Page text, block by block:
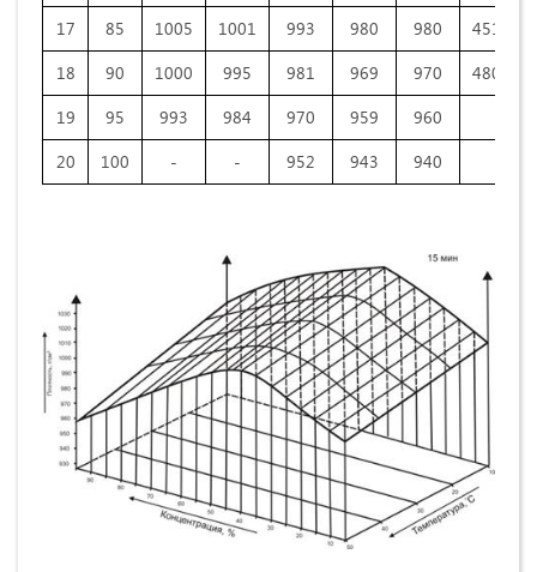
17
85 1005 1001 993 980 980
451,79
18
90 1000 995 981 969 970
480,00
19
95 993 984 970 959 960
20
100 - - 952 943 940